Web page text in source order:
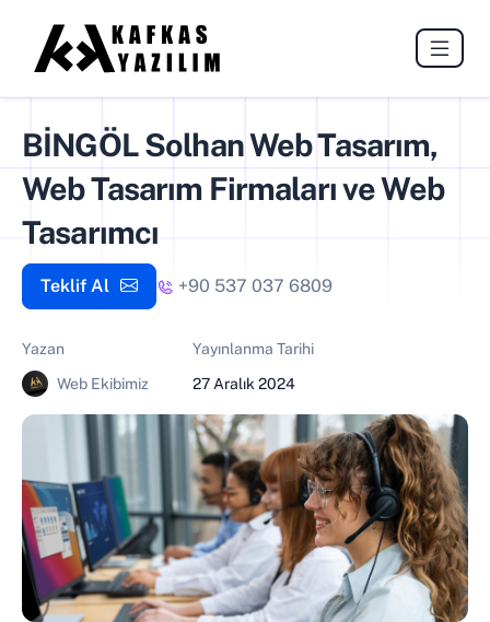
BİNGÖL Solhan Web Tasarım,
Web Tasarım Firmaları ve Web
Tasarımcı
Teklif Al +90 537 037 6809
Yazan
Web Ekibimiz
Yayınlanma Tarihi
27 Aralık 2024